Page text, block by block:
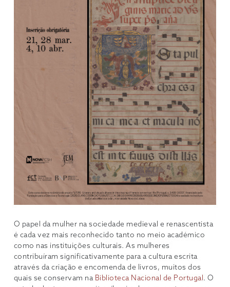
O papel da mulher na sociedade medieval e renascentista
é cada vez mais reconhecido tanto no meio académico
como nas instituições culturais. As mulheres
contribuíram significativamente para a cultura escrita
através da criação e encomenda de livros, muitos dos
quais se conservam na Biblioteca Nacional de Portugal. O